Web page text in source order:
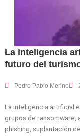
La inteligencia
futuro del
Pedro Pablo Merino
La inteligencia artificial
grupos de ransomware,
phishing, suplantación de